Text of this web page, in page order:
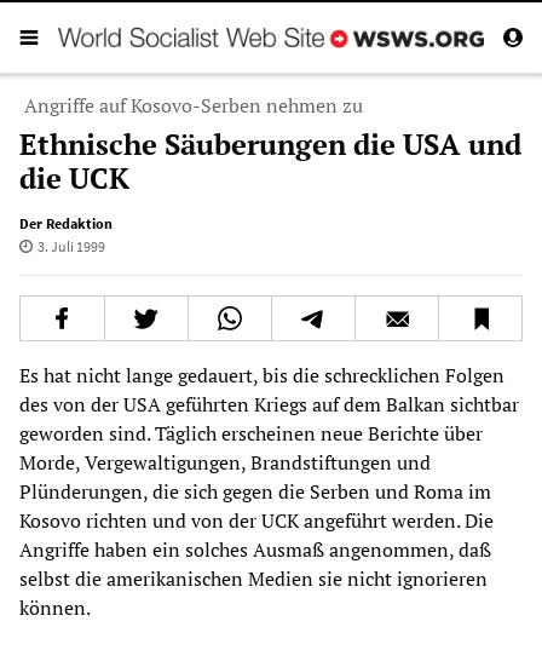
Angriffe auf Kosovo-Serben nehmen zu
Ethnische Säuberungen die USA und
die UCK
Der Redaktion
3. Juli 1999
Es hat nicht lange gedauert, bis die schrecklichen Folgen
des von der USA geführten Kriegs auf dem Balkan sichtbar
geworden sind. Täglich erscheinen neue Berichte über
Morde, Vergewaltigungen, Brandstiftungen und
Plünderungen, die sich gegen die Serben und Roma im
Kosovo richten und von der UCK angeführt werden. Die
Angriffe haben ein solches Ausmaß angenommen, daß
selbst die amerikanischen Medien sie nicht ignorieren
können.